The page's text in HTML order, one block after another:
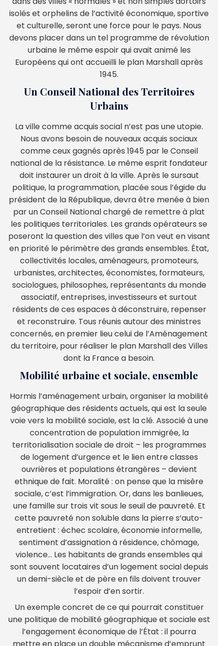
isolés et orphelins de l’activité économique, sportive
et culturelle, seront une force pour le pays. Nous
devons placer dans un tel programme de révolution
urbaine le même espoir qui avait animé les
Européens qui ont accueilli le plan Marshall après
1945.
Un Conseil National des Territoires
Urbains
La ville comme acquis social n’est pas une utopie.
Nous avons besoin de nouveaux acquis sociaux
comme ceux gagnés après 1945 par le Conseil
national de la résistance. Le même esprit fondateur
doit instaurer un droit à la ville. Après le sursaut
politique, la programmation, placée sous l’égide du
président de la République, devra être menée à bien
par un Conseil National chargé de remettre à plat
les politiques territoriales. Les grands opérateurs se
poseront la question des villes que l’on veut en visant
en priorité le périmètre des grands ensembles. État,
collectivités locales, aménageurs, promoteurs,
urbanistes, architectes, économistes, formateurs,
sociologues, philosophes, représentants du monde
associatif, entreprises, investisseurs et surtout
résidents de ces espaces à déconstruire, repenser
et reconstruire. Tous réunis autour des ministres
concernés, en premier lieu celui de l’Aménagement
du territoire, pour réaliser le plan Marshall des Villes
dont la France a besoin.
Mobilité urbaine et sociale, ensemble
Hormis l’aménagement urbain, organiser la mobilité
géographique des résidents actuels, qui est la seule
voie vers la mobilité sociale, est la clé. Associé à une
concentration de population immigrée, la
territorialisation sociale de droit – les programmes
de logement d’urgence et le lien entre classes
ouvrières et populations étrangères – devient
ethnique de fait. Moralité : on pense que la misère
sociale, c’est l’immigration. Or, dans les banlieues,
une famille sur trois vit sous le seuil de pauvreté. Et
cette pauvreté non soluble dans la pierre s’auto-
entretient : échec scolaire, économie informelle,
sentiment d’assignation à résidence, chômage,
violence… Les habitants de grands ensembles qui
sont souvent locataires d’un logement social depuis
un demi-siècle et de père en fils doivent trouver
l’espoir d’en sortir.
Un exemple concret de ce qui pourrait constituer
une politique de mobilité géographique et sociale est
l’engagement économique de l’État : il pourra